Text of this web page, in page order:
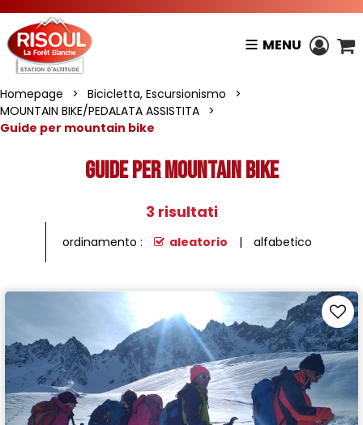
MENU
Homepage > Bicicletta, Escursionismo
>
MOUNTAIN BIKE/PEDALATA ASSISTITA >
Guide per mountain bike
Guide per mountain bike
3 risultati
ordinamento : aleatorio alfabetico